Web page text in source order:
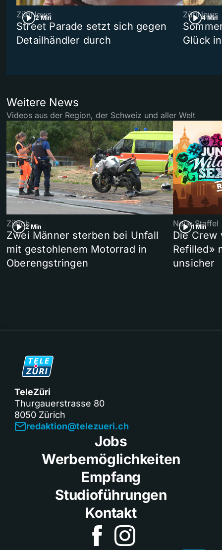
2 Min
ZüriNews
Street Parade setzt sich gegen
Detailhändler durch
4 Min
ZüriNews
Glück
Weitere News
Videos aus der Region, der Schweiz und aller Welt
2 Min
Zürich
Zwei Männer sterben bei Unfall
mit gestohlenem Motorrad in
Oberengstringen
1 Min
Neue Staffel
Die Crew
Refilled»
unsicher
TeleZüri
Thurgauerstrasse 80
8050 Zürich
redaktion@telezueri.ch
Jobs
Werbemöglichkeiten
Empfang
Studioführungen
Kontakt